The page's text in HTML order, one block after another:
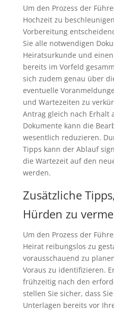
Um den Prozess der
Hochzeit zu
Vorbereitung
Sie alle notwendigen
Heiratsurkunde und
bereits im Vorfeld
sich zudem genau über
eventuelle
und Wartezeiten zu
Antrag gleich nach Erhalt
Dokumente kann die
wesentlich reduzieren.
Tipps kann der Ablauf
die Wartezeit auf den
werden.
Zusätzliche
Hürden zu
Um den Prozess der
Heirat reibungslos zu
vorausschauend zu
Voraus zu identifizieren.
frühzeitig nach den
stellen Sie sicher, dass
Unterlagen bereits vor